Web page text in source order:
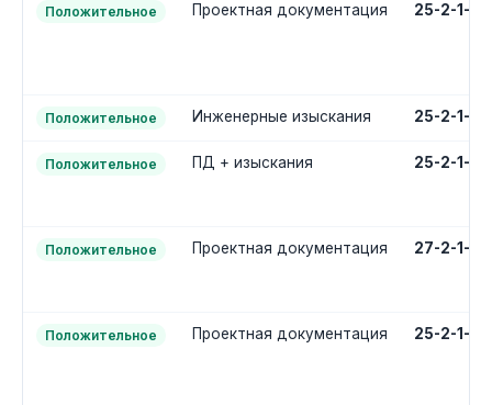
Положительное Проектная документация 25-2-1-
Положительное Инженерные изыскания 25-2-1-
Положительное ПД + изыскания 25-2-1-
Положительное Проектная документация 27-2-1-
Положительное Проектная документация 25-2-1-